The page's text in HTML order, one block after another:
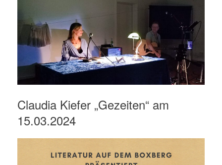
Claudia Kiefer „Gezeiten“ am
15.03.2024